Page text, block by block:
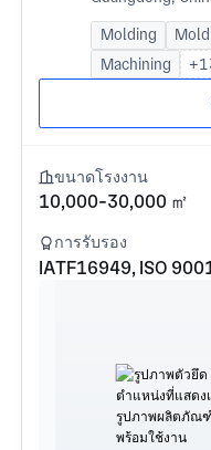
Molding
Machining
ขนาดโรงงาน
10,000-30,000 ㎡
การรับรอง